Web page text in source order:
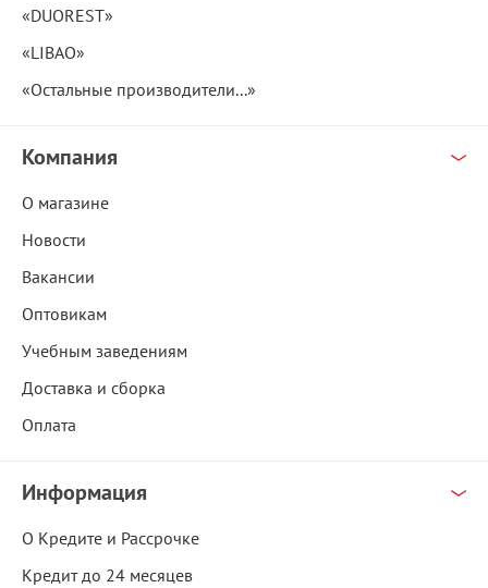
«DUOREST»
«LIBAO»
«Остальные производители...»
Компания
О магазине
Новости
Вакансии
Оптовикам
Учебным заведениям
Доставка и сборка
Оплата
Информация
О Кредите и Рассрочке
Кредит до 24 месяцев